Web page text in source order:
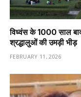
विध्वंस के 1000 साल
श्रद्धालुओं की उमड़ी भीड़
FEBRUARY 11, 2026